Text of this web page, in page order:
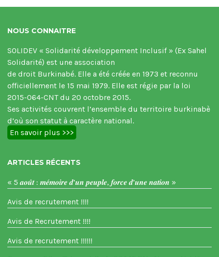
NOUS CONNAITRE
SOLIDEV « Solidarité développement Inclusif » (Ex Sahel
Solidarité) est une association
de droit Burkinabé. Elle a été créée en 1973 et reconnu
officiellement le 15 mai 1979. Elle est régie par la loi
2015-064-CNT du 20 octobre 2015.
Ses activités couvrent l’ensemble du territoire burkinabè
d’où son statut à caractère national.
En savoir plus >>>
ARTICLES RÉCENTS
« 5 𝒂𝒐𝒖̂𝒕 : 𝒎𝒆́𝒎𝒐𝒊𝒓𝒆 𝒅’𝒖𝒏 𝒑𝒆𝒖𝒑𝒍𝒆, 𝒇𝒐𝒓𝒄𝒆 𝒅’𝒖𝒏𝒆 𝒏𝒂𝒕𝒊𝒐𝒏 »
Avis de recrutement !!!!
Avis de Recrutement !!!!
Avis de recrutement !!!!!!